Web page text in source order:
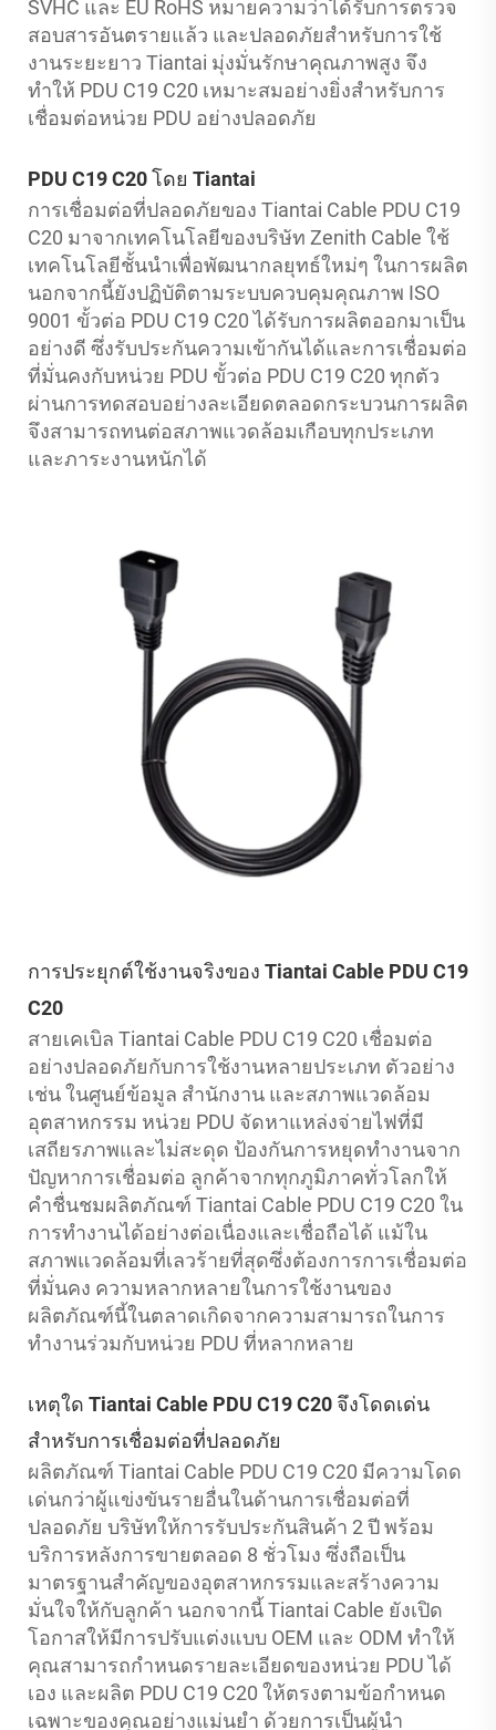
SVHC และ EU RoHS หมายความว่าได้รับการตรวจ
สอบสารอันตรายแล้ว และปลอดภัยสำหรับการใช้
งานระยะยาว Tiantai มุ่งมั่นรักษาคุณภาพสูง จึง
ทำให้ PDU C19 C20 เหมาะสมอย่างยิ่งสำหรับการ
เชื่อมต่อหน่วย PDU อย่างปลอดภัย
PDU C19 C20 โดย Tiantai
การเชื่อมต่อที่ปลอดภัยของ Tiantai Cable PDU C19
C20 มาจากเทคโนโลยีของบริษัท Zenith Cable ใช้
เทคโนโลยีชั้นนำเพื่อพัฒนากลยุทธ์ใหม่ๆ ในการผลิต
นอกจากนี้ยังปฏิบัติตามระบบควบคุมคุณภาพ ISO
9001 ขั้วต่อ PDU C19 C20 ได้รับการผลิตออกมาเป็น
อย่างดี ซึ่งรับประกันความเข้ากันได้และการเชื่อมต่อ
ที่มั่นคงกับหน่วย PDU ขั้วต่อ PDU C19 C20 ทุกตัว
ผ่านการทดสอบอย่างละเอียดตลอดกระบวนการผลิต
จึงสามารถทนต่อสภาพแวดล้อมเกือบทุกประเภท
และภาระงานหนักได้
การประยุกต์ใช้งานจริงของ Tiantai Cable PDU C19
C20
สายเคเบิล Tiantai Cable PDU C19 C20 เชื่อมต่อ
อย่างปลอดภัยกับการใช้งานหลายประเภท ตัวอย่าง
เช่น ในศูนย์ข้อมูล สำนักงาน และสภาพแวดล้อม
อุตสาหกรรม หน่วย PDU จัดหาแหล่งจ่ายไฟที่มี
เสถียรภาพและไม่สะดุด ป้องกันการหยุดทำงานจาก
ปัญหาการเชื่อมต่อ ลูกค้าจากทุกภูมิภาคทั่วโลกให้
คำชื่นชมผลิตภัณฑ์ Tiantai Cable PDU C19 C20 ใน
การทำงานได้อย่างต่อเนื่องและเชื่อถือได้ แม้ใน
สภาพแวดล้อมที่เลวร้ายที่สุดซึ่งต้องการการเชื่อมต่อ
ที่มั่นคง ความหลากหลายในการใช้งานของ
ผลิตภัณฑ์นี้ในตลาดเกิดจากความสามารถในการ
ทำงานร่วมกับหน่วย PDU ที่หลากหลาย
เหตุใด Tiantai Cable PDU C19 C20 จึงโดดเด่น
สำหรับการเชื่อมต่อที่ปลอดภัย
ผลิตภัณฑ์ Tiantai Cable PDU C19 C20 มีความโดด
เด่นกว่าผู้แข่งขันรายอื่นในด้านการเชื่อมต่อที่
ปลอดภัย บริษัทให้การรับประกันสินค้า 2 ปี พร้อม
บริการหลังการขายตลอด 8 ชั่วโมง ซึ่งถือเป็น
มาตรฐานสำคัญของอุตสาหกรรมและสร้างความ
มั่นใจให้กับลูกค้า นอกจากนี้ Tiantai Cable ยังเปิด
โอกาสให้มีการปรับแต่งแบบ OEM และ ODM ทำให้
คุณสามารถกำหนดรายละเอียดของหน่วย PDU ได้
เอง และผลิต PDU C19 C20 ให้ตรงตามข้อกำหนด
เฉพาะของคุณอย่างแม่นยำ ด้วยการเป็นผู้นำ